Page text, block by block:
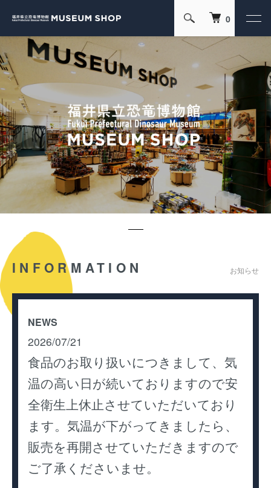
0
INFORMATION お知らせ
NEWS
2026/07/21
食品のお取り扱いにつきまして、気
温の高い日が続いておりますので安
全衛生上休止させていただいており
ます。気温が下がってきましたら、
販売を再開させていただきますので
ご了承くださいませ。